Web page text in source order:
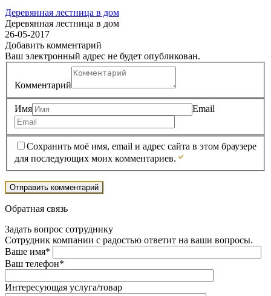
Деревянная лестница в дом
Деревянная лестница в дом
26-05-2017
Добавить комментарий
Ваш электронный адрес не будет опубликован.
Комментарий
Имя Email
Сохранить моё имя, email и адрес сайта в этом браузере
для последующих моих комментариев.
Обратная связь
Задать вопрос сотруднику
Сотрудник компании с радостью ответит на ваши вопросы.
Ваше имя*
Ваш телефон*
Интересующая услуга/товар